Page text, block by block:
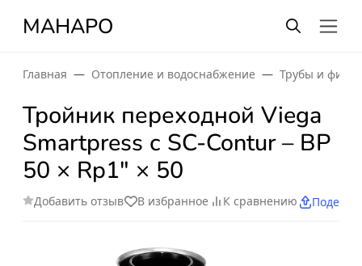
МАНАРО
Главная Отопление и водоснабжение Трубы и
Тройник переходной Viega
Smartpress с SC-Contur – ВР
50 × Rp1" × 50
Добавить отзыв В избранное К сравнению